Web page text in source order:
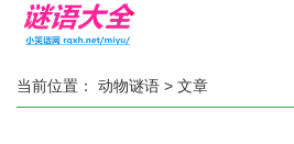
当前位置： 动物谜语 > 文章